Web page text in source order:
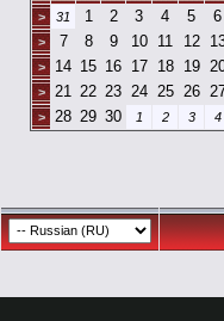
>
31 1 2 3 4 5 6
> 7 8 9 10 11 12
> 14 15 16 17 18 19
> 21 22 23 24 25 26
> 28 29 30 1 2 3 4